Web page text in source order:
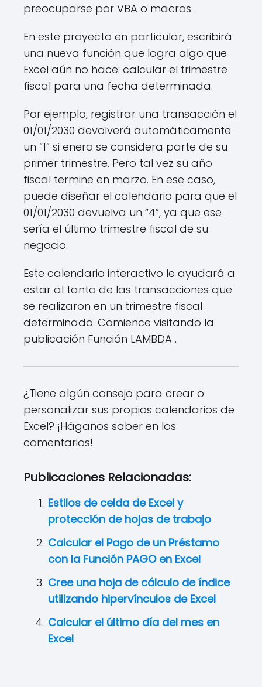
preocuparse por VBA o macros.
En este proyecto en particular, escribirá
una nueva función que logra algo que
Excel aún no hace: calcular el trimestre
fiscal para una fecha determinada.
Por ejemplo, registrar una transacción el
01/01/2030 devolverá automáticamente
un “1” si enero se considera parte de su
primer trimestre. Pero tal vez su año
fiscal termine en marzo. En ese caso,
puede diseñar el calendario para que el
01/01/2030 devuelva un “4”, ya que ese
sería el último trimestre fiscal de su
negocio.
Este calendario interactivo le ayudará a
estar al tanto de las transacciones que
se realizaron en un trimestre fiscal
determinado. Comience visitando la
publicación Función LAMBDA .
¿Tiene algún consejo para crear o
personalizar sus propios calendarios de
Excel? ¡Háganos saber en los
comentarios!
Publicaciones Relacionadas:
Estilos de celda de Excel y
protección de hojas de trabajo
Calcular el Pago de un Préstamo
con la Función PAGO en Excel
Cree una hoja de cálculo de índice
utilizando hipervínculos de Excel
Calcular el último día del mes en
Excel